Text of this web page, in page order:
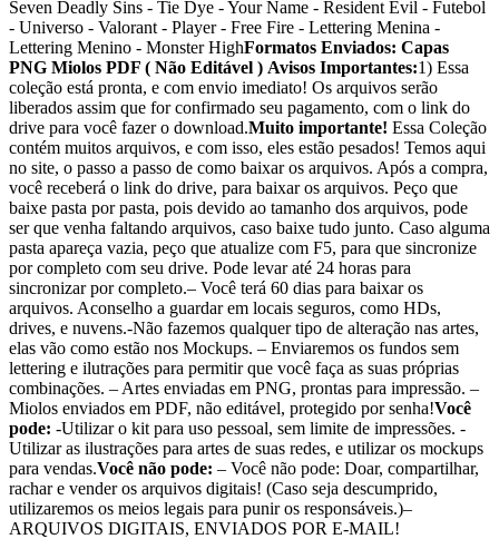
Seven Deadly Sins - Tie Dye - Your Name - Resident Evil - Futebol
- Universo - Valorant - Player - Free Fire - Lettering Menina -
Lettering Menino - Monster HighFormatos Enviados: Capas
PNG Miolos PDF ( Não Editável ) Avisos Importantes:1) Essa
coleção está pronta, e com envio imediato! Os arquivos serão
liberados assim que for confirmado seu pagamento, com o link do
drive para você fazer o download.Muito importante! Essa Coleção
contém muitos arquivos, e com isso, eles estão pesados! Temos aqui
no site, o passo a passo de como baixar os arquivos. Após a compra,
você receberá o link do drive, para baixar os arquivos. Peço que
baixe pasta por pasta, pois devido ao tamanho dos arquivos, pode
ser que venha faltando arquivos, caso baixe tudo junto. Caso alguma
pasta apareça vazia, peço que atualize com F5, para que sincronize
por completo com seu drive. Pode levar até 24 horas para
sincronizar por completo.– Você terá 60 dias para baixar os
arquivos. Aconselho a guardar em locais seguros, como HDs,
drives, e nuvens.-Não fazemos qualquer tipo de alteração nas artes,
elas vão como estão nos Mockups. – Enviaremos os fundos sem
lettering e ilutrações para permitir que você faça as suas próprias
combinações. – Artes enviadas em PNG, prontas para impressão. –
Miolos enviados em PDF, não editável, protegido por senha!Você
pode: -Utilizar o kit para uso pessoal, sem limite de impressões. -
Utilizar as ilustrações para artes de suas redes, e utilizar os mockups
para vendas.Você não pode: – Você não pode: Doar, compartilhar,
rachar e vender os arquivos digitais! (Caso seja descumprido,
utilizaremos os meios legais para punir os responsáveis.)–
ARQUIVOS DIGITAIS, ENVIADOS POR E-MAIL!